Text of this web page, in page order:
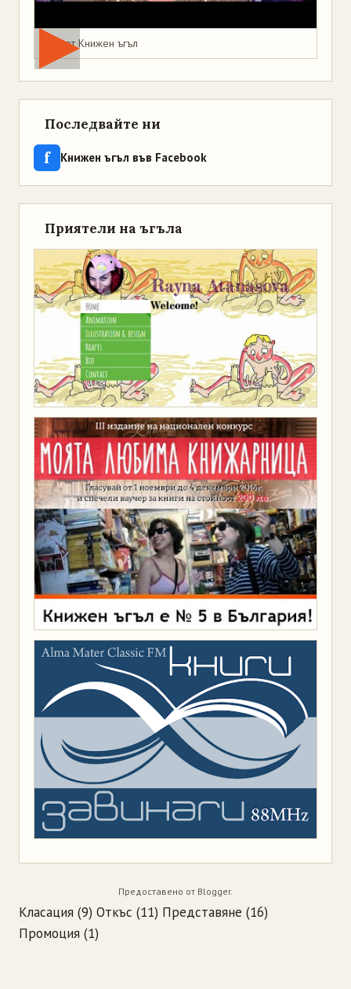
Мая от Книжен ъгъл
Последвайте ни
f Книжен ъгъл във Facebook
Приятели на ъгъла
Предоставено от Blogger.
Класация (9) Откъс (11) Представяне (16)
Промоция (1)